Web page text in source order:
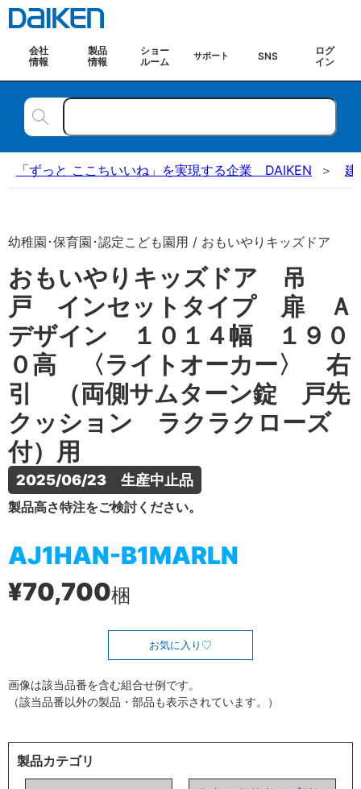
会社
情報
製品
情報
ショー
ルーム
サポート SNS
ログ
イン
「ずっと ここちいいね」を実現する企業 DAIKEN 建
幼稚園･保育園･認定こども園用 / おもいやりキッズドア
おもいやりキッズドア 吊
戸 インセットタイプ 扉 Ａ
デザイン １０１４幅 １９０
０高 〈ライトオーカー〉 右
引 （両側サムターン錠 戸先
クッション ラクラクローズ
付）用
2025/06/23　生産中止品
製品高さ特注をご検討ください。
AJ1HAN-B1MARLN
¥70,700梱
お気に入り
画像は該当品番を含む組合せ例です。
（該当品番以外の製品・部品も表示されています。）
製品カテゴリ